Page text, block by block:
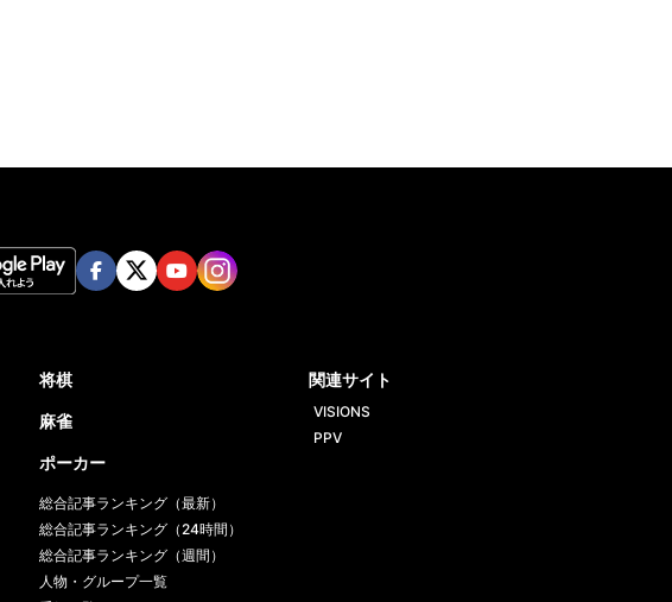
将棋
麻雀
ポーカー
総合記事ランキング（最新）
総合記事ランキング（24時間）
総合記事ランキング（週間）
人物・グループ一覧
関連サイト
VISIONS
PPV